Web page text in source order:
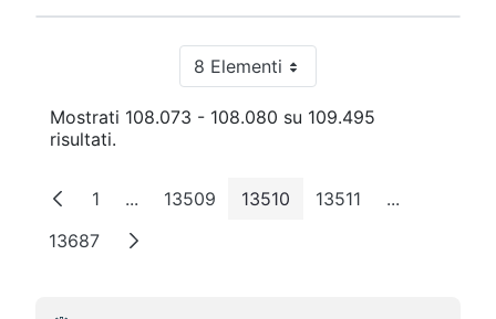
8 ElementiPer pagina
Mostrati 108.073 - 108.080 su 109.495
risultati.
Pagina
1 ...Pagine intermedie
Pagina
13509 Pagina
13510 Pagina
13511 ...Pagine
Pagina
13687